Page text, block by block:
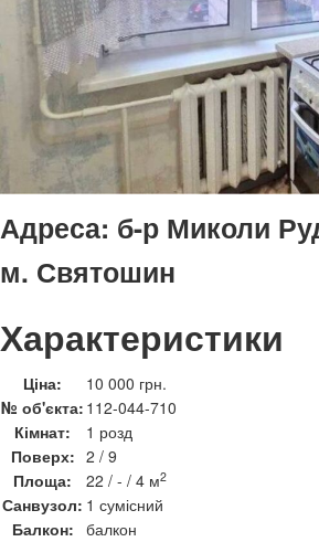
Адреса: б-р Миколи
м. Святошин
Характеристики
Ціна:
10 000 грн.
№ об'єкта: 112-044-710
Кімнат:
1 розд
Поверх: 2 / 9
Площа:
22 / - / 4 м2
Санвузол: 1 сумісний
Балкон: балкон